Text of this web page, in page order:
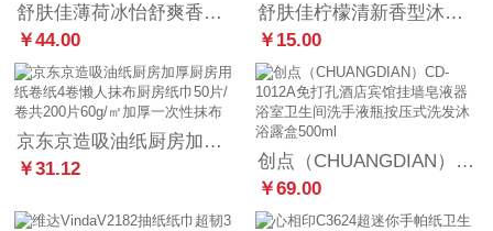
舒肤佳薄荷冰怡舒爽香型沐浴露1000ml
￥44.00
舒肤佳柠檬清新香型沐浴露200ml
￥15.00
京东京造吸油纸厨房加厚厨房用纸卷纸4卷懒人抹布厨房纸巾50片/卷共200片60g/㎡加厚一次性抹布
￥31.12
创点（CHUANGDIAN）CD-1012A免打孔酒店宾馆挂墙皂液器浴室卫生间洗手液瓶按压式洗发沐浴露盒500ml
￥69.00